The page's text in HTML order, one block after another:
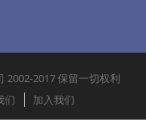
2002-2017 保留一切权利
们 加入我们